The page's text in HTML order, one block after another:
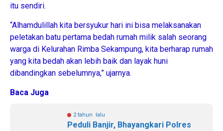
itu sendiri.
“Alhamdulillah kita bersyukur hari ini bisa melaksanakan
peletakan batu pertama bedah rumah milik salah seorang
warga di Kelurahan Rimba Sekampung, kita berharap rumah
yang kita bedah akan lebih baik dan layak huni
dibandingkan sebelumnya,” ujarnya.
Baca Juga
2 tahun lalu
Peduli Banjir, Bhayangkari Polres